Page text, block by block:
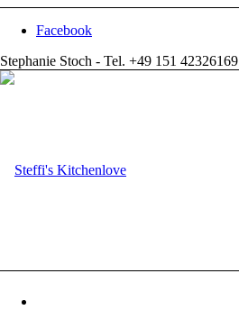
Facebook
Stephanie Stoch - Tel. +49 151 42326169